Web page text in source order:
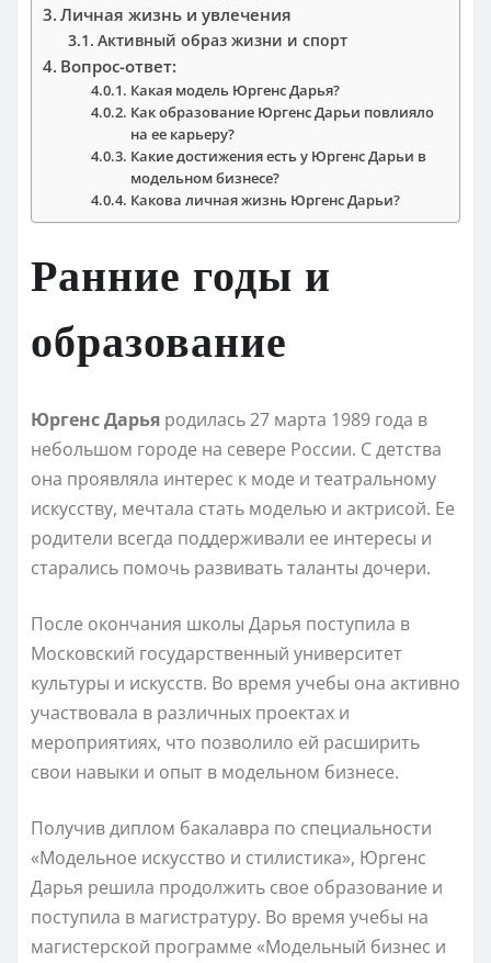
Личная жизнь и увлечения
Активный образ жизни и спорт
Вопрос-ответ:
Какая модель Юргенс Дарья?
Как образование Юргенс Дарьи повлияло
на ее карьеру?
Какие достижения есть у Юргенс Дарьи в
модельном бизнесе?
Какова личная жизнь Юргенс Дарьи?
Ранние годы и
образование
Юргенс Дарья родилась 27 марта 1989 года в
небольшом городе на севере России. С детства
она проявляла интерес к моде и театральному
искусству, мечтала стать моделью и актрисой. Ее
родители всегда поддерживали ее интересы и
старались помочь развивать таланты дочери.
После окончания школы Дарья поступила в
Московский государственный университет
культуры и искусств. Во время учебы она активно
участвовала в различных проектах и
мероприятиях, что позволило ей расширить
свои навыки и опыт в модельном бизнесе.
Получив диплом бакалавра по специальности
«Модельное искусство и стилистика», Юргенс
Дарья решила продолжить свое образование и
поступила в магистратуру. Во время учебы на
магистерской программе «Модельный бизнес и